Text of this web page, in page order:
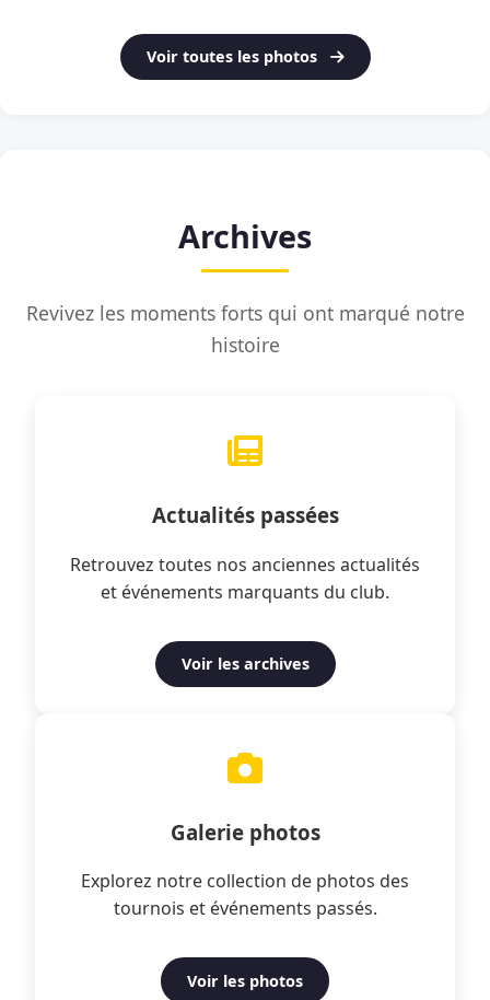
Voir toutes les photos
Archives
Revivez les moments forts qui ont marqué notre
histoire
Actualités passées
Retrouvez toutes nos anciennes actualités
et événements marquants du club.
Voir les archives
Galerie photos
Explorez notre collection de photos des
tournois et événements passés.
Voir les photos